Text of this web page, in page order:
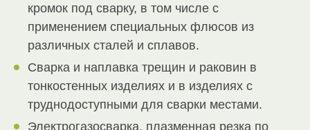
кромок под сварку, в том числе с
применением специальных флюсов из
различных сталей и сплавов.
Сварка и наплавка трещин и раковин в
тонкостенных изделиях и в изделиях с
труднодоступными для сварки местами.
Электрогазосварка, плазменная резка по